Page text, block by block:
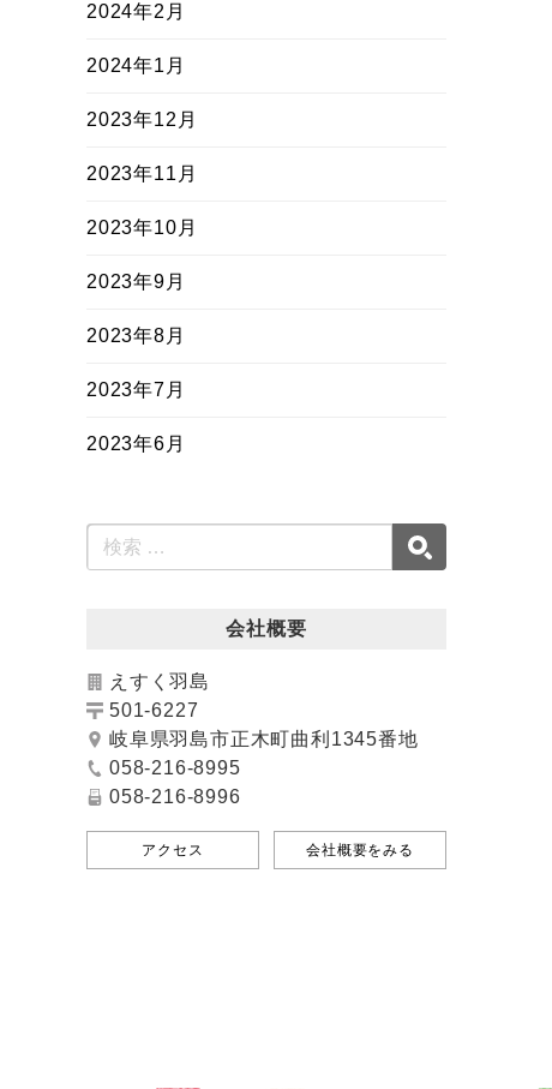
2024年2月
2024年1月
2023年12月
2023年11月
2023年10月
2023年9月
2023年8月
2023年7月
2023年6月
会社概要
えすく羽島
501-6227
岐阜県羽島市正木町曲利1345番地
058-216-8995
058-216-8996
アクセス 会社概要をみる